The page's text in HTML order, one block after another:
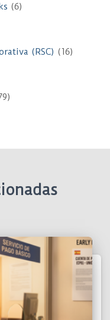
(6)
(RSC) (16)